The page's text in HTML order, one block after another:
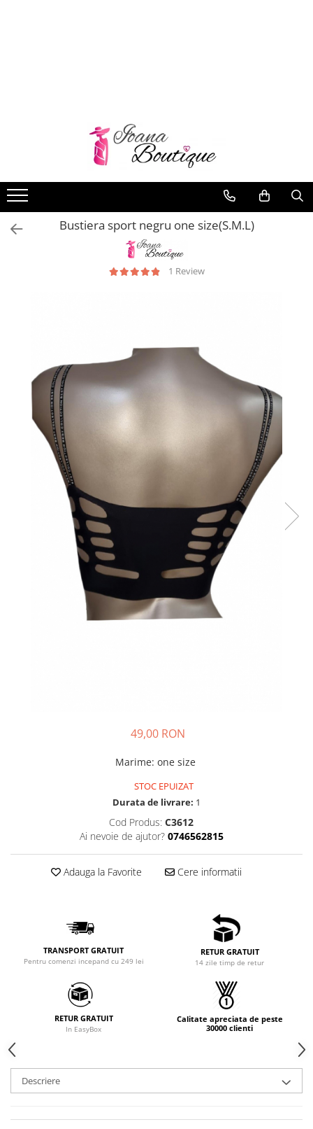
Chiloti clasici
Chiloti tanga
Compleuri & body-uri
Bustiera sport negru one size(S.M.L)
1 Review
49,00 RON
Marime: one size
STOC EPUIZAT
Durata de livrare: 1
Cod Produs: C3612
Ai nevoie de ajutor? 0746562815
Adauga la Favorite Cere informatii
TRANSPORT GRATUIT
Pentru comenzi incepand cu 249 lei
RETUR GRATUIT
14 zile timp de retur
RETUR GRATUIT
In EasyBox
Calitate apreciata de peste
30000 clienti
Descriere